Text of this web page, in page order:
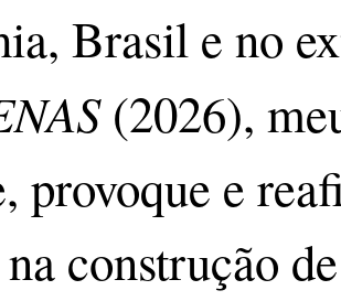
Brasil e no
(2026),
provoque e
construção